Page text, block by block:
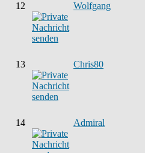
12 Wolfgang
13 Chris80
14 Admiral